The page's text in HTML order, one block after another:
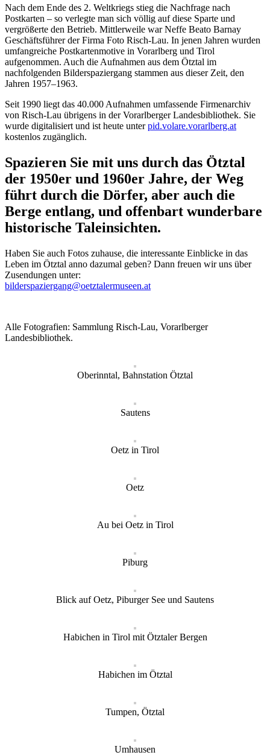
Nach dem Ende des 2. Weltkriegs stieg die Nachfrage nach
Postkarten – so verlegte man sich völlig auf diese Sparte und
vergrößerte den Betrieb. Mittlerweile war Neffe Beato Barnay
Geschäftsführer der Firma Foto Risch-Lau. In jenen Jahren wurden
umfangreiche Postkartenmotive in Vorarlberg und Tirol
aufgenommen. Auch die Aufnahmen aus dem Ötztal im
nachfolgenden Bilderspaziergang stammen aus dieser Zeit, den
Jahren 1957–1963.
Seit 1990 liegt das 40.000 Aufnahmen umfassende Firmenarchiv
von Risch-Lau übrigens in der Vorarlberger Landesbibliothek. Sie
wurde digitalisiert und ist heute unterpid.volare.vorarlberg.at
kostenlos zugänglich.
Spazieren Sie mit uns durch das Ötztal
der 1950er und 1960er Jahre, der Weg
führt durch die Dörfer, aber auch die
Berge entlang, und offenbart wunderbare
historische Taleinsichten.
Haben Sie auch Fotos zuhause, die interessante Einblicke in das
Leben im Ötztal anno dazumal geben? Dann freuen wir uns über
Zusendungen unter:
bilderspaziergang@oetztalermuseen.at
Alle Fotografien: Sammlung Risch-Lau, Vorarlberger
Landesbibliothek.
Oberinntal, Bahnstation Ötztal
Sautens
Oetz in Tirol
Oetz
Au bei Oetz in Tirol
Piburg
Blick auf Oetz, Piburger See und Sautens
Habichen in Tirol mit Ötztaler Bergen
Habichen im Ötztal
Tumpen, Ötztal
Umhausen